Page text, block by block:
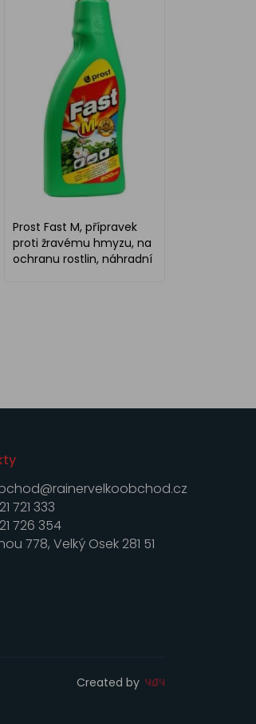
Prost Fast M, přípravek
proti žravému hmyzu, na
ochranu rostlin, náhradní
721 333
726 354
778, Velký Osek 281 51
Created by